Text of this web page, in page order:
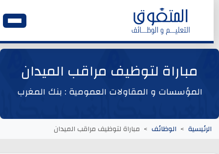
وظائف اليوم
ابحث عن وظيفة
مباراة لتوظيف مراقب الميدان
المؤسسات و المقاولات العمومية : بنك المغرب
الرئيسية الوظائف مباراة لتوظيف مراقب الميدان